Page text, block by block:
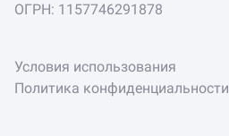
ОГРН: 1157746291878
Условия использования
Политика конфиденциальности